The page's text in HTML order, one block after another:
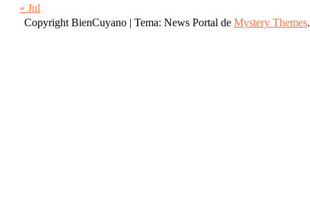
« Jul
Copyright BienCuyano | Tema: News Portal de Mystery Themes.